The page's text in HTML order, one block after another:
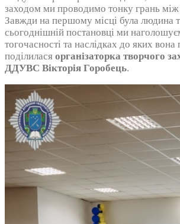
заходом ми проводимо тонку грань між
Завжди на першому місці була людина
сьогоднішній постановці ми
тогочасності та наслідках до яких вона
поділилася організаторка творчого
ДДУВС Вікторія Горобець.